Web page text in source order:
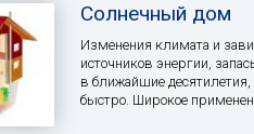
Солнечный дом
Изменения климата и
источников энергии,
в ближайшие
быстро. Широкое